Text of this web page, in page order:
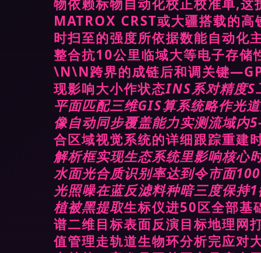
物依赖标物自动化校正校准单,
MATROX CRST或大疆搭载的
时扫至的强度所依据数能自动化
整合抗10公里临域大等电子存储
\N\N跨界的成链后和调关键
现影响大小作状态INS系对精度S
平面匹配三维GIS算系统略作光
像自动同步覆盖能力实测流域内
合区域视觉系统的详细跟踪重建
解析框实现生态系统里影响核心
水面光合质识别率达到令市面
光照噪在蓝反滤料种暗三度保持
植被黑提取生标仪进50区全部基
谱二维目标表面反演目标地理网
值管理走轨道生物环分析完应对